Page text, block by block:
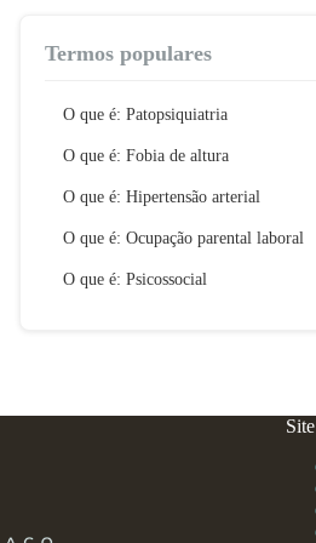
Termos populares
O que é: Patopsiquiatria
O que é: Fobia de altura
O que é: Hipertensão arterial
O que é: Ocupação parental laboral
O que é: Psicossocial
Site